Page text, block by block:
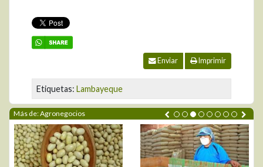
Enviar Imprimir
Etiquetas: Lambayeque
Más de: Agronegocios